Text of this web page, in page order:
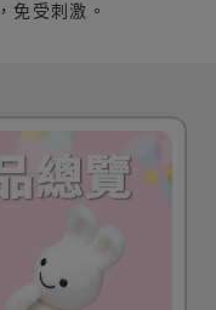
免受刺激。